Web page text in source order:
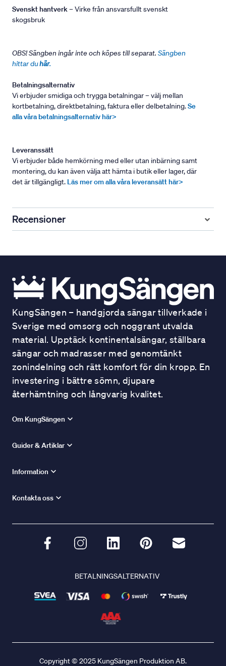
Svenskt hantverk– Virke från ansvarsfullt svenskt
skogsbruk
OBS! Sängben ingår inte och köpes till separat. Sängben
hittar duhär.
Betalningsalternativ
Vi erbjuder smidiga och trygga betalningar – välj mellan
kortbetalning, direktbetalning, faktura eller delbetalning.Se
alla våra betalningsalternativ här>
Leveranssätt
Vi erbjuder både hemkörning med eller utan inbärning samt
montering, du kan även välja att hämta i butik eller lager, där
det är tillgängligt. Läs mer om alla våra leveransätt här>
Recensioner
KungSängen – handgjorda sängar tillverkade i
Sverige med omsorg och noggrant utvalda
material. Upptäck kontinentalsängar, ställbara
sängar och madrasser med genomtänkt
zonindelning och rätt komfort för din kropp. En
investering i bättre sömn, djupare
återhämtning och långvarig kvalitet.
Om KungSängen
Guider & Artiklar
Information
Kontakta oss
BETALNINGSALTERNATIV
Copyright © 2025 KungSängen Produktion AB.